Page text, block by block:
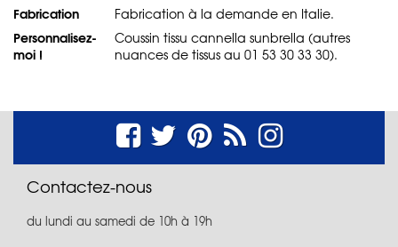
Fabrication Fabrication à la demande en Italie.
Personnalisez-
moi !
Coussin tissu cannella sunbrella (autres
nuances de tissus au 01 53 30 33 30).
Contactez-nous
du lundi au samedi de 10h à 19h